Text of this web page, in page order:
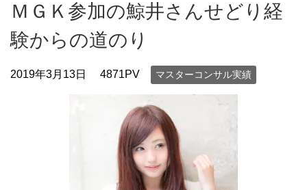
ＭＧＫ参加の鯨井さんせどり経
験からの道のり
2019年3月13日 4871PV マスターコンサル実績